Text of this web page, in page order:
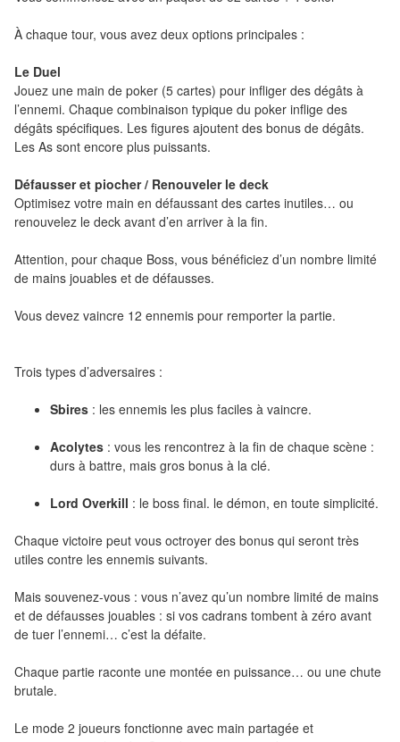
Pour
les
Pour
la
famille
Pour
les
initiés
Pour
experts
solitaire
Pour
2
Joueurs
Ambiance
Coopératif
Escape
/
Enquête
À chaque tour, vous avez deux options principales :
Le Duel
Jouez une main de poker (5 cartes) pour infliger des dégâts à
l’ennemi. Chaque combinaison typique du poker inflige des
dégâts spécifiques. Les figures ajoutent des bonus de dégâts.
Les As sont encore plus puissants.
Défausser et piocher / Renouveler le deck
Optimisez votre main en défaussant des cartes inutiles… ou
renouvelez le deck avant d’en arriver à la fin.
Attention, pour chaque Boss, vous bénéficiez d’un nombre limité
de mains jouables et de défausses.
Vous devez vaincre 12 ennemis pour remporter la partie.
Trois types d’adversaires :
Sbires : les ennemis les plus faciles à vaincre.
Acolytes : vous les rencontrez à la fin de chaque scène :
durs à battre, mais gros bonus à la clé.
Lord Overkill : le boss final. le démon, en toute simplicité.
Chaque victoire peut vous octroyer des bonus qui seront très
utiles contre les ennemis suivants.
Mais souvenez-vous : vous n’avez qu’un nombre limité de mains
et de défausses jouables : si vos cadrans tombent à zéro avant
de tuer l’ennemi… c’est la défaite.
Chaque partie raconte une montée en puissance… ou une chute
brutale.
Le mode 2 joueurs fonctionne avec main partagée et